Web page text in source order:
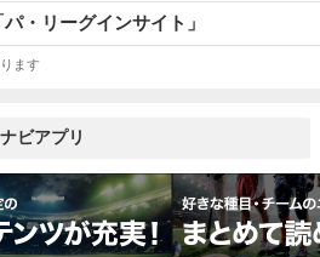
・リーグインサイト」
ます
ビアプリ